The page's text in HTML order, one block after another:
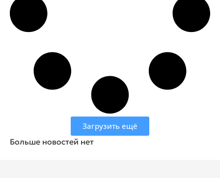
Загрузить ещё
Больше новостей нет